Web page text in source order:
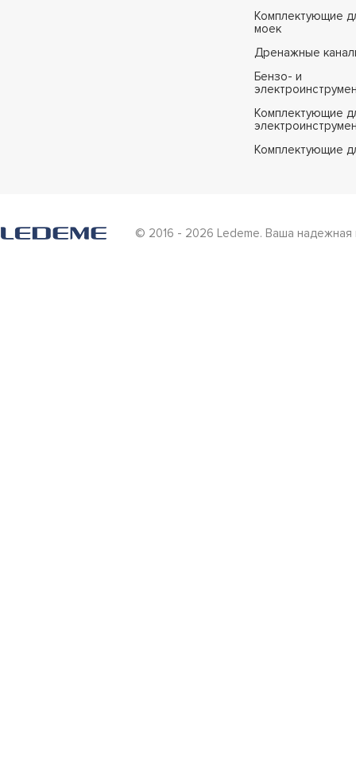
Комплектующие
моек
Дренажные
Бензо- и
Комплектующие
Комплектующие
© 2016 - 2026 Ledeme. Ваша